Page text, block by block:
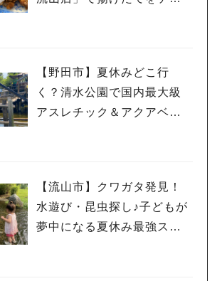
【野田市】夏休みどこ行
く？清水公園で国内最大級
アスレチック＆アクアベン
【流山市】クワガタ発見！
水遊び・昆虫探し♪子どもが
夢中になる夏休み最強スポ